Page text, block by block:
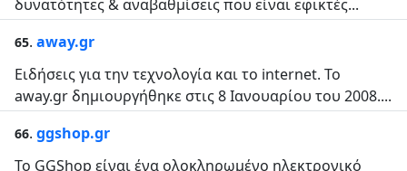
δυνατότητες & αναβαθμίσεις που είναι εφικτές...
65. away.gr
Ειδήσεις για την τεχνολογία και το internet. Το
away.gr δημιουργήθηκε στις 8 Ιανουαρίου του 2008....
66. ggshop.gr
To GGShop είναι ένα ολοκληρωμένο ηλεκτρονικό